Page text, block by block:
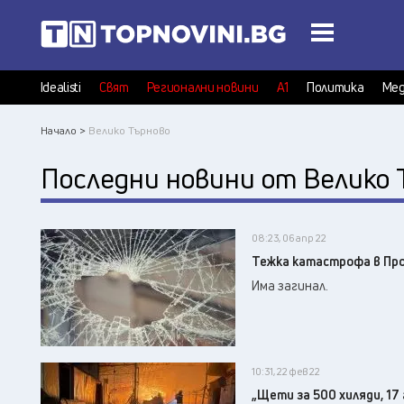
Idealisti Свят Регионални новини А1 Политика
Начало > Велико Търново
Последни новини от Велико
08:23, 06 апр 22
Тежка катастрофа в
Има загинал.
10:31, 22 фев 22
„Щети за 500 хиляди,